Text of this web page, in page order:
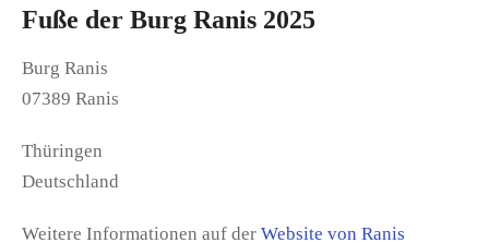
Fuße der Burg Ranis 2025
Burg Ranis
07389 Ranis
Thüringen
Deutschland
Weitere Informationen auf der Website von Ranis